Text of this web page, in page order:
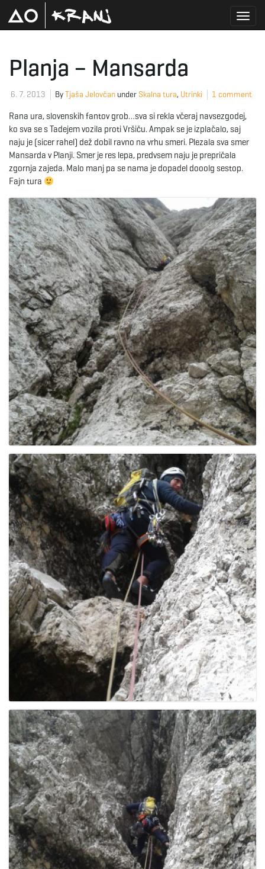
l
e
n
a
v
i
g
a
t
o
n
Planja – Mansarda
6. 7. 2013 ByTjaša Jelovčan under Skalna tura, Utrinki 1 comment
Rana ura, slovenskih fantov grob…sva si rekla včeraj navsezgodej,
ko sva se s Tadejem vozila proti Vršiču. Ampak se je izplačalo, saj
naju je (sicer rahel) dež dobil ravno na vrhu smeri. Plezala sva smer
Mansarda v Planji. Smer je res lepa, predvsem naju je prepričala
zgornja zajeda. Malo manj pa se nama je dopadel dooolg sestop.
Fajn tura